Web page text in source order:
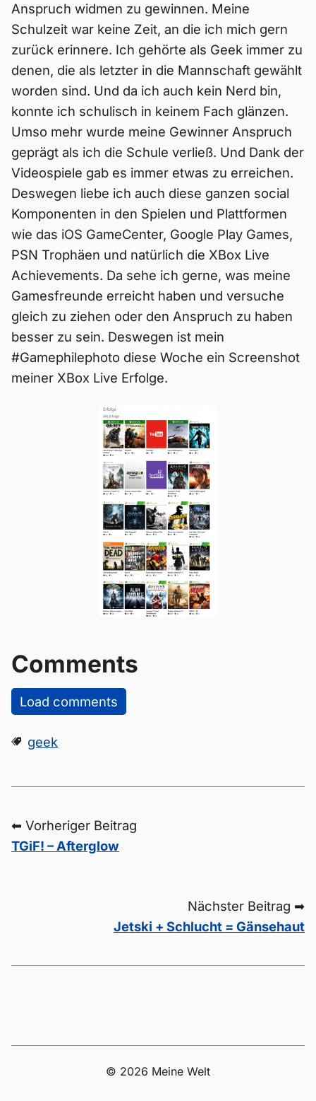
Anspruch widmen zu gewinnen. Meine
Schulzeit war keine Zeit, an die ich mich gern
zurück erinnere. Ich gehörte als Geek immer zu
denen, die als letzter in die Mannschaft gewählt
worden sind. Und da ich auch kein Nerd bin,
konnte ich schulisch in keinem Fach glänzen.
Umso mehr wurde meine Gewinner Anspruch
geprägt als ich die Schule verließ. Und Dank der
Videospiele gab es immer etwas zu erreichen.
Deswegen liebe ich auch diese ganzen social
Komponenten in den Spielen und Plattformen
wie das iOS GameCenter, Google Play Games,
PSN Trophäen und natürlich die XBox Live
Achievements. Da sehe ich gerne, was meine
Gamesfreunde erreicht haben und versuche
gleich zu ziehen oder den Anspruch zu haben
besser zu sein. Deswegen ist mein
#Gamephilephoto diese Woche ein Screenshot
meiner XBox Live Erfolge.
Comments
Load comments
geek
⬅ Vorheriger Beitrag
TGiF! – Afterglow
Nächster Beitrag ➡
Jetski + Schlucht = Gänsehaut
© 2026 Meine Welt